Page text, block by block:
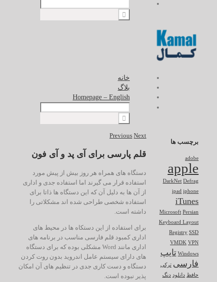
خانه
بلاگ
Homepage – English
Previous Next
قلم پارسی برای آی پد و آی فون
دستگاه های همراه هر روز بیش از پیش مورد
استفاده قرار می گیرند اما استفاده جدی و اداری
از آن ها به دلیل آن که این دستگاه ها ذاتا برای
استفاده شخصی طراحی شده اند مشکلاتی را
داشته است.
برای استفاده از این دستکاه ها در محیط های
اداری کمبود قلم فارسی مناسب در برنامه های
اداری مانند Word مشکلی بوده که برای دستگاه
های دارای سیستم عامل اندروید بدون روت کردن
دستگاه و دست کاری جدی در تنظیم های آن امکان
پذیر نبوده است.
برچسب ها
adobe
apple
DarkNet Defrag
ipad iphone
iTunes
Microsoft Persian
Keyboard Layout
Registry
VMDK
Windows تایپ
فارسی ترکی
حافظ دانلود دنگ